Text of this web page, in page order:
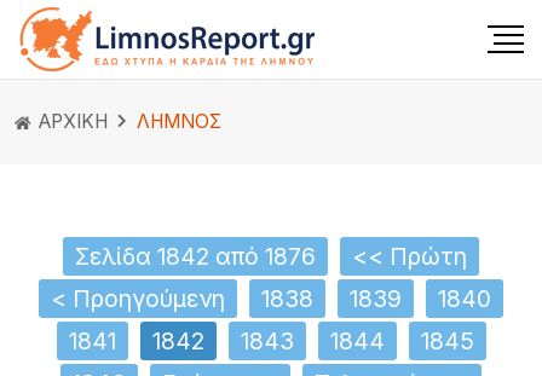
ΑΡΧΙΚΗ ΛΗΜΝΟΣ
Σελίδα 1842 από 1876
<< Πρώτη
< Προηγούμενη
1838 1839
1840
1841
1842 1843 1844
1845